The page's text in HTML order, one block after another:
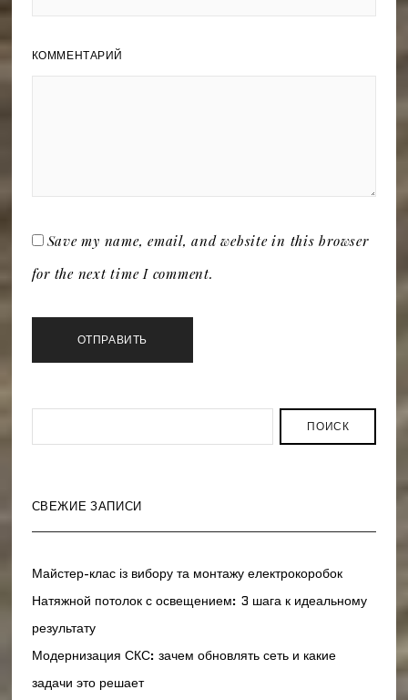
КОММЕНТАРИЙ
Save my name, email, and website in this browser
for the next time I comment.
ПОИСК
СВЕЖИЕ ЗАПИСИ
Майстер-клас із вибору та монтажу електрокоробок
Натяжной потолок с освещением: 3 шага к идеальному
результату
Модернизация СКС: зачем обновлять сеть и какие
задачи это решает